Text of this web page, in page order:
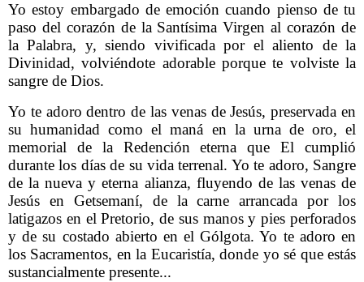
Yo estoy embargado de emoción cuando pienso de tu
paso del corazón de la Santísima Virgen al corazón de
la Palabra, y, siendo vivificada por el aliento de la
Divinidad, volviéndote adorable porque te volviste la
sangre de Dios.
Yo te adoro dentro de las venas de Jesús, preservada en
su humanidad como el maná en la urna de oro, el
memorial de la Redención eterna que El cumplió
durante los días de su vida terrenal. Yo te adoro, Sangre
de la nueva y eterna alianza, fluyendo de las venas de
Jesús en Getsemaní, de la carne arrancada por los
latigazos en el Pretorio, de sus manos y pies perforados
y de su costado abierto en el Gólgota. Yo te adoro en
los Sacramentos, en la Eucaristía, donde yo sé que estás
sustancialmente presente...